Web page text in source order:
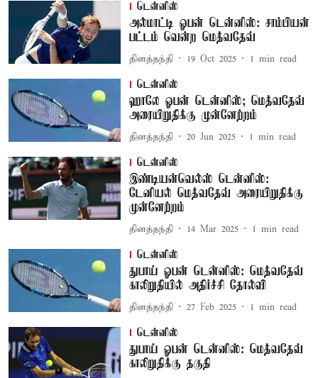
டென்னிஸ்
அல்மாட்டி ஓபன் டென்னிஸ்: சாம்பியன்
பட்டம் வென்ற மெத்வதேவ்
தினத்தந்தி 19 Oct 2025 1 min read
டென்னிஸ்
ஹாலே ஓபன் டென்னிஸ்; மெத்வதேவ்
அரையிறுதிக்கு முன்னேற்றம்
தினத்தந்தி 20 Jun 2025 1 min read
டென்னிஸ்
இண்டியன்வெல்ஸ் டென்னிஸ்:
டேனியல் மெத்வதேவ் அரையிறுதிக்கு
முன்னேற்றம்
தினத்தந்தி 14 Mar 2025 1 min read
டென்னிஸ்
துபாய் ஓபன் டென்னிஸ்: மெத்வதேவ்
காலிறுதியில் அதிர்ச்சி தோல்வி
தினத்தந்தி 27 Feb 2025 1 min read
டென்னிஸ்
துபாய் ஓபன் டென்னிஸ்: மெத்வதேவ்
காலிறுதிக்கு தகுதி